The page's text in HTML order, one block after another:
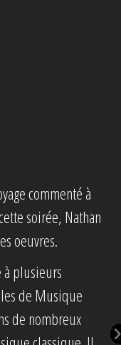
commenté à
soirée, Nathan
oeuvres.
à plusieurs
de Musique
de nombreux